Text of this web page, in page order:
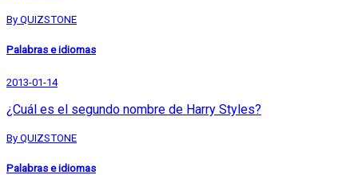
By QUIZSTONE
Palabras e idiomas
2013-01-14
¿Cuál es el segundo nombre de Harry Styles?
By QUIZSTONE
Palabras e idiomas